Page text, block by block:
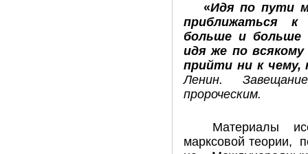
«Идя по пути
приближаться
больше и больше
идя же по
прийти ни к
Ленин.
пророческим.
Материалы
марксовой теории,